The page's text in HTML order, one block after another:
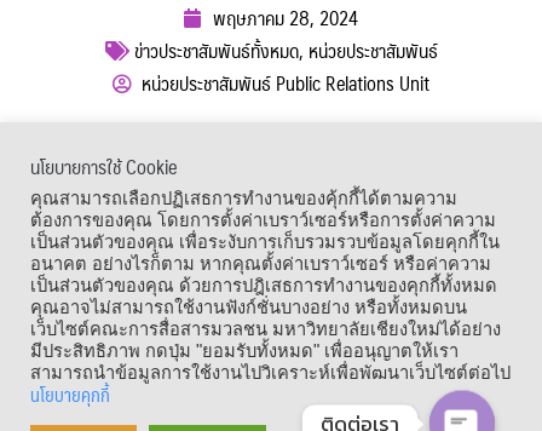
พฤษภาคม 28, 2024
ข่าวประชาสัมพันธ์ทั้งหมด, หน่วยประชาสัมพันธ์
หน่วยประชาสัมพันธ์ Public Relations Unit
เมนูลัด
นโยบายการใช้ Cookie
คุณสามารถเลือกปฏิเสธการทำงานของคุ้กกี้ได้ตามความ
ต้องการของคุณ โดยการตั้งค่าเบราว์เซอร์หรือการตั้งค่าความ
เป็นส่วนตัวของคุณ เพื่อระงับการเก็บรวมรวบข้อมูลโดยคุกกี้ใน
อนาคต อย่างไรก็ตาม หากคุณตั้งค่าเบราว์เซอร์ หรือค่าความ
เป็นส่วนตัวของคุณ ด้วยการปฎิเสธการทำงานของคุกกี้ทั้งหมด
คุณอาจไม่สามารถใช้งานฟังก์ชั่นบางอย่าง หรือทั้งหมดบน
เว็บไซต์คณะการสื่อสารมวลชน มหาวิทยาลัยเชียงใหม่ได้อย่าง
มีประสิทธิภาพ กดปุ่ม "ยอมรับทั้งหมด" เพื่ออนุญาตให้เรา
สามารถนำข้อมูลการใช้งานไปวิเคราะห์เพื่อพัฒนาเว็บไซต์ต่อไป
นโยบายคุกกี้
ติดต่อเรา